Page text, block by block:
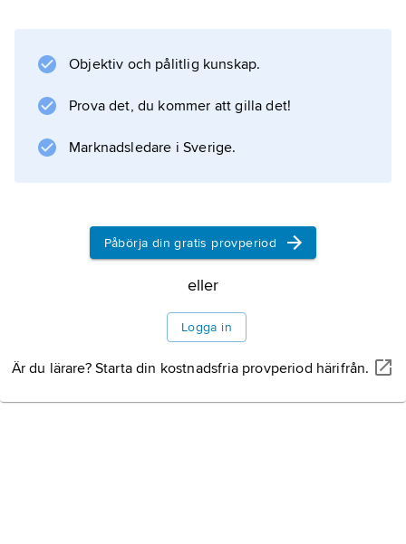
konvertera kommer från ett latinskt ord som
Objektiv och pålitlig kunskap.
Prova det, du kommer att gilla det!
Marknadsledare i Sverige.
Påbörja din gratis provperiod
eller
Logga in
Är du lärare? Starta din kostnadsfria provperiod härifrån.